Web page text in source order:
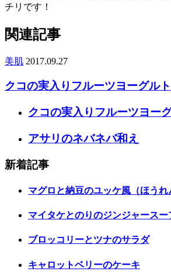
チリです！
関連記事
美肌 2017.09.27
クコの実入りフルーツヨーグルト
クコの実入りフルーツヨー
アサリのネバネバ和え
新着記事
マグロと納豆のユッケ風（ほうれ
マイタケとのりのジンジャースー
ブロッコリーとツナのサラダ
キャロットベリーのケーキ